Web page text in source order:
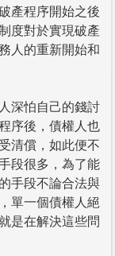
產程序開始之後
度對於實現破產
人的重新開始和
深怕自己的錢討
序後，債權人也
清償，如此便不
段很多，為了能
手段不論合法與
單一個債權人絕
是在解決這些問